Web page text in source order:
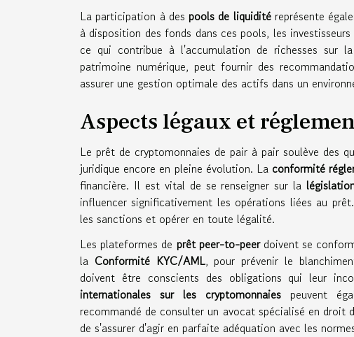
La participation à des pools de liquiditéreprésente
à disposition des fonds dans ces pools, les
ce qui contribue à l'accumulation de richesses sur
patrimoine numérique, peut fournir des
assurer une gestion optimale des actifs dans un
Aspects légaux et
Le prêt de cryptomonnaies de pair à pair soulève des
juridique encore en pleine évolution. La conformité
financière. Il est vital de se renseigner sur la
influencer significativement les opérations liées au
les sanctions et opérer en toute légalité.
Les plateformes de prêt peer-to-peerdoivent se
la Conformité KYC/AML, pour prévenir le
doivent être conscients des obligations qui leur
internationales sur les cryptomonnaies peuvent
recommandé de consulter un avocat spécialisé en
de s'assurer d'agir en parfaite adéquation avec les